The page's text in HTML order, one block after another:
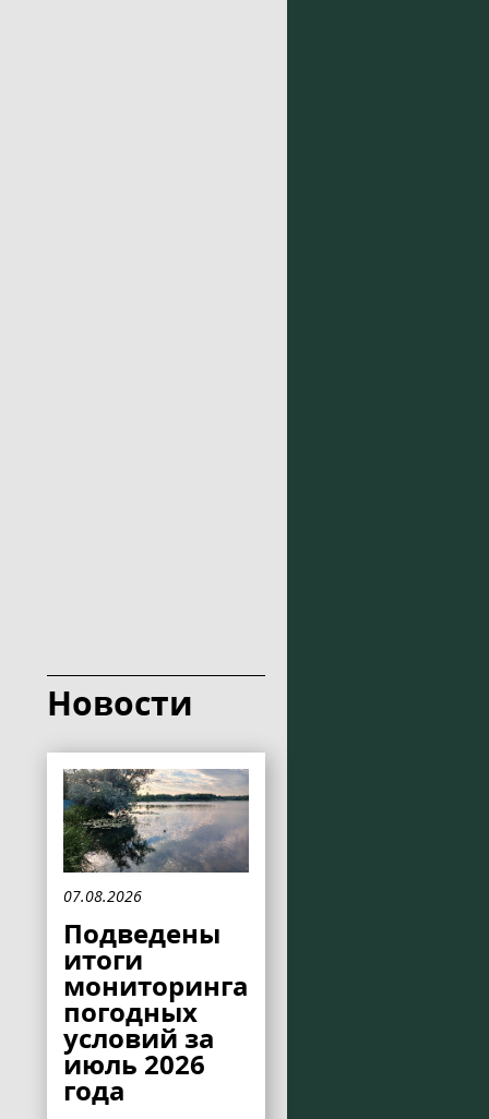
Новости
07.08.2026
Подведены
итоги
мониторинга
погодных
условий за
июль 2026
года